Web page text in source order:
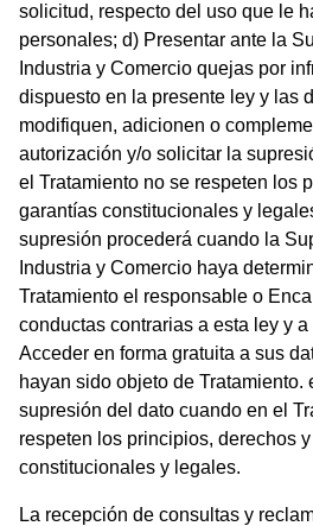
solicitud, respecto del uso que le
personales; d) Presentar ante la
Industria y Comercio quejas por
dispuesto en la presente ley y las
modifiquen, adicionen o
autorización y/o solicitar la
el Tratamiento no se respeten los
garantías constitucionales y
supresión procederá cuando la
Industria y Comercio haya
Tratamiento el responsable o
conductas contrarias a esta ley y
Acceder en forma gratuita a sus
hayan sido objeto de Tratamiento.
supresión del dato cuando en el
respeten los principios, derechos
constitucionales y legales.
La recepción de consultas y